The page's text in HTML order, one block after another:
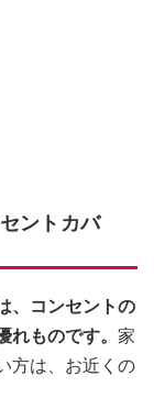
ントカバ
、コンセントの
ものです。 家
方は、お近くの